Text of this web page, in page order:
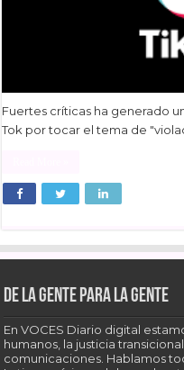
Fuertes críticas ha generado
Tok por tocar el tema de
De la gente para la gente
En VOCES Diario digital
humanos, la justicia
comunicaciones. Hablamos